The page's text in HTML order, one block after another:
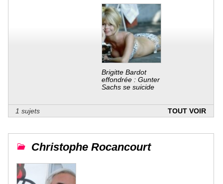
Brigitte Bardot
effondrée : Gunter
Sachs se suicide
1 sujets TOUT VOIR
Christophe Rocancourt